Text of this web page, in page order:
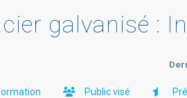
galvanisé :
Public visé